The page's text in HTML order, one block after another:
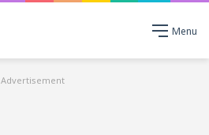
Menu
Advertisement